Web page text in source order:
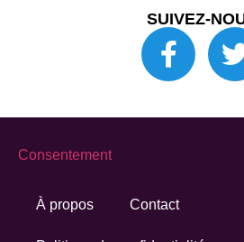
SUIVEZ-
À propos Contact
Consentement